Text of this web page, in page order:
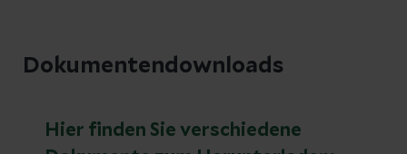
Dokumentendownloads
Hier finden Sie verschiedene